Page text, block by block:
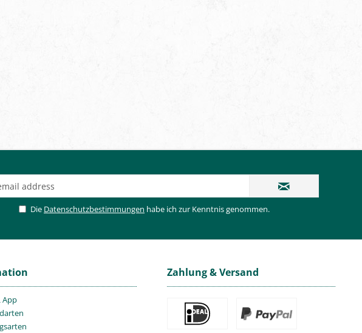
Die Datenschutzbestimmungen habe ich zur Kenntnis genommen.
App
Zahlung & Versand